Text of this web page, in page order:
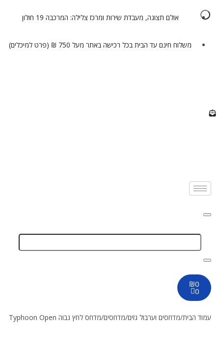
אולם תצוגה, מעבדת שירות ומרכז צלילה: המרכבה 19 חולון
משלוח חינם עד הבית בכל רכישה באתר מעל 750 ₪ (פרט למיכלים)
₪0
0
עמוד הבית/מדחסים וערבול גזים/מדחסים/מדחס לחץ גבוה Typhoon Open